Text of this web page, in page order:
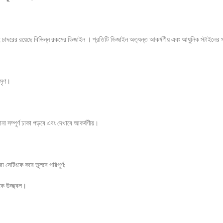
রয়েছে বিভিন্ন রকমের ডিজাইন । প্রতিটি ডিজাইন অত্যন্ত আকর্ষণীয় এবং আধুনিক স্টাইলের
সম্পূর্ণ ঢাকা পড়বে এবং দেখাবে আকর্ষণীয়।
সেটিংকে করে তুলবে পরিপূর্ণ;
উজ্জ্বল।